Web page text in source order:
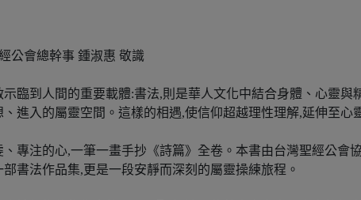
公會總幹事 鍾淑惠 敬識
示臨到人間的重要載體:書法,則是華人文化中結合身體、心靈
進入的屬靈空間。這樣的相遇,使信仰超越理性理解,延伸至心
、專注的心,一筆一畫手抄《詩篇》全卷。本書由台灣聖經公
書法作品集,更是一段安靜而深刻的屬靈操練旅程。